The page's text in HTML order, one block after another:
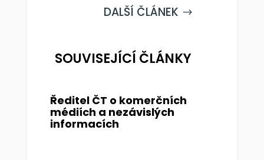
DALŠÍ ČLÁNEK $
SOUVISEJÍCÍ ČLÁNKY
Ředitel ČT o komerčních
médiích a nezávislých
informacích